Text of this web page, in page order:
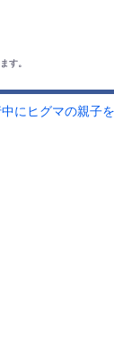
す。
中にヒグマの親子